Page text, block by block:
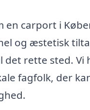
en carport i
og æstetisk
det rette sted. Vi
fagfolk, der